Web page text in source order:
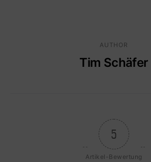
AUTHOR
Tim Schäfer
5
Artikel-Bewertung